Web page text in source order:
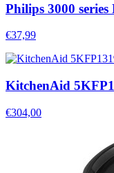
Philips 3000
€37,99
KitchenAid
€304,00